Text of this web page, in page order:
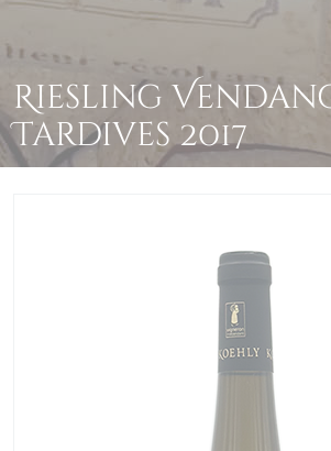
Riesling
Tardives 2017